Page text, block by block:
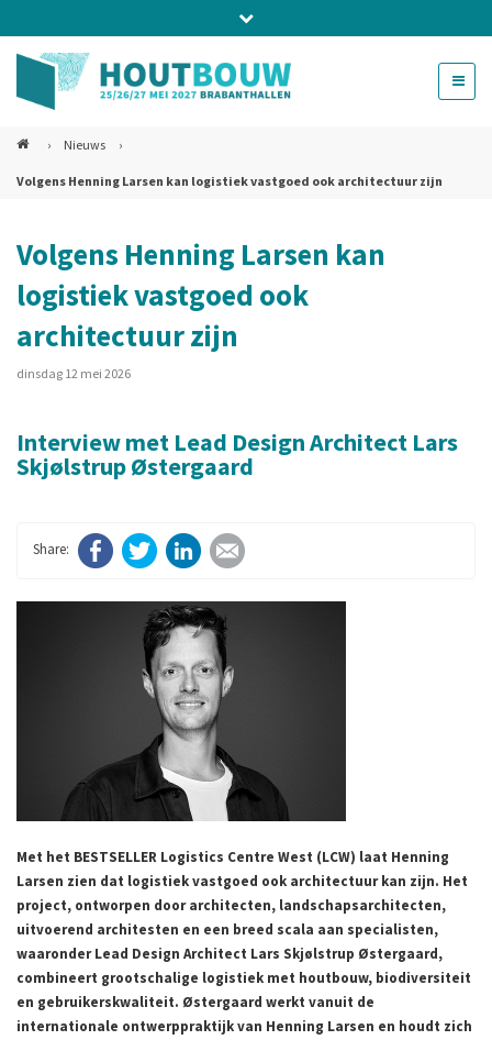
Bel ons voor info 0294 - 74 50 70
beurs@54events.nl
› Nieuws ›
Volgens Henning Larsen kan logistiek vastgoed ook architectuur zijn
Volgens Henning Larsen kan
logistiek vastgoed ook
architectuur zijn
dinsdag 12 mei 2026
Interview met Lead Design Architect Lars
Skjølstrup Østergaard
FacebookTwitter LinkedIn
Met het BESTSELLER Logistics Centre West (LCW) laat Henning
Larsen zien dat logistiek vastgoed ook architectuur kan zijn. Het
project, ontworpen door architecten, landschapsarchitecten,
uitvoerend architesten en een breed scala aan specialisten,
waaronder Lead Design Architect Lars Skjølstrup Østergaard,
combineert grootschalige logistiek met houtbouw, biodiversiteit
en gebruikerskwaliteit. Østergaard werkt vanuit de
internationale ontwerppraktijk van Henning Larsen en houdt zich